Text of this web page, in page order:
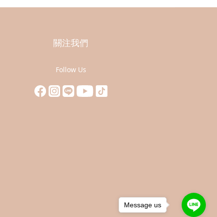
關注我們
Follow Us
Message us